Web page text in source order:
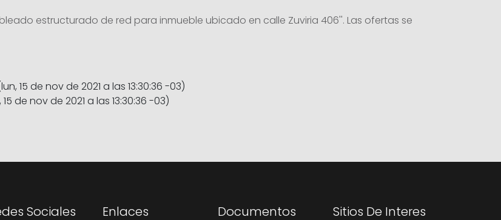
estructurado de red para inmueble ubicado en calle Zuviria 406''. Las ofertas se
15 de nov de 2021 a las 13:30:36 -03)
15 de nov de 2021 a las 13:30:36 -03)
Sociales Enlaces Documentos Sitios De Interes